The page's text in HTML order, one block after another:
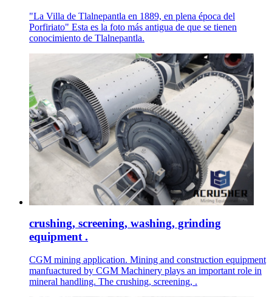
"La Villa de Tlalnepantla en 1889, en plena época del
Porfiriato" Esta es la foto más antigua de que se tienen
conocimiento de Tlalnepantla.
crushing, screening, washing, grinding
equipment .
CGM mining application. Mining and construction equipment
manfuactured by CGM Machinery plays an important role in
mineral handling. The crushing, screening, .